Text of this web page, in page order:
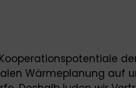
Wärmeplanung auf